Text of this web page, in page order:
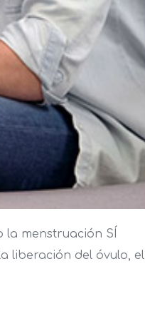
menstruación SÍ
liberación del óvulo, el